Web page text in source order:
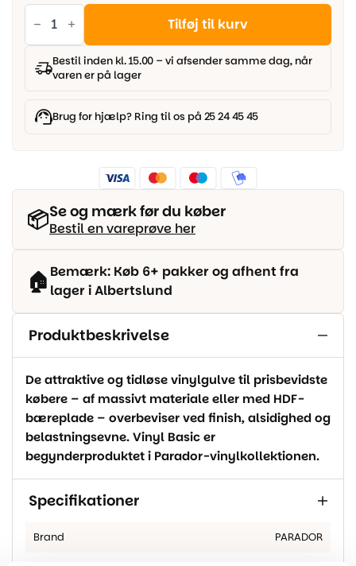
Parador
vinyl
Classic
2030
Eg
slebet
antal
Tilføj til kurv
Bestil inden kl. 15.00 – vi afsender samme dag, når
varen er på lager
Brug for hjælp? Ring til os på 25 24 45 45
📦Se og mærk før du køber
Bestil en vareprøve her
🏠 Bemærk: Køb 6+ pakker og afhent fra
lager i Albertslund
Produktbeskrivelse
De attraktive og tidløse vinylgulve til prisbevidste
købere – af massivt materiale eller med HDF-
bæreplade – overbeviser ved finish, alsidighed og
belastningsevne. Vinyl Basic er
begynderproduktet i Parador-vinylkollektionen.
Specifikationer
Brand PARADOR